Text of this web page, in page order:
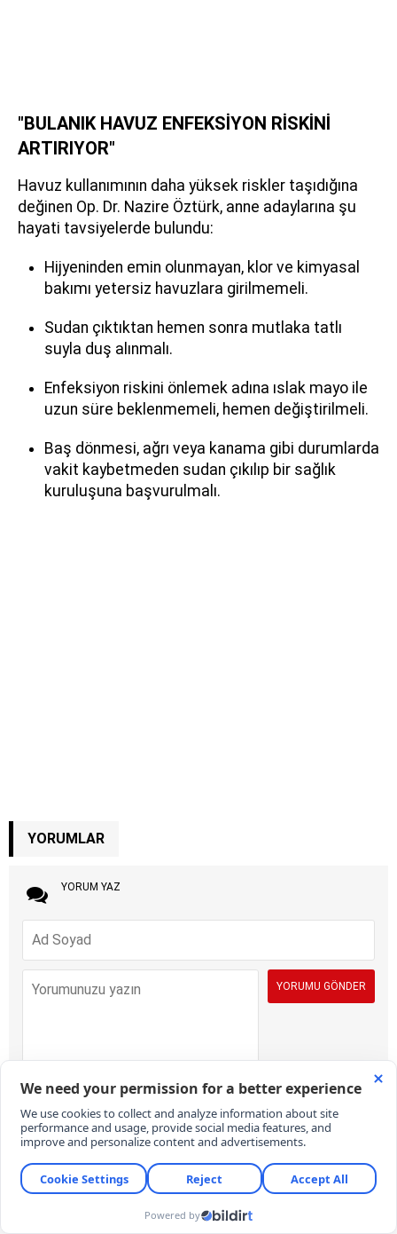
"BULANIK HAVUZ ENFEKSİYON RİSKİNİ
ARTIRIYOR"
Havuz kullanımının daha yüksek riskler taşıdığına
değinen Op. Dr. Nazire Öztürk, anne adaylarına şu
hayati tavsiyelerde bulundu:
Hijyeninden emin olunmayan, klor ve kimyasal
bakımı yetersiz havuzlara girilmemeli.
Sudan çıktıktan hemen sonra mutlaka tatlı
suyla duş alınmalı.
Enfeksiyon riskini önlemek adına ıslak mayo ile
uzun süre beklenmemeli, hemen değiştirilmeli.
Baş dönmesi, ağrı veya kanama gibi durumlarda
vakit kaybetmeden sudan çıkılıp bir sağlık
kuruluşuna başvurulmalı.
YORUMLAR
YORUM YAZ
İÇERİK VE ONAY KURALLARI:KARAR Gazetesi yorum sütunları ifade
hürriyetinin kullanımı için vardır. Sayfalarımız, temel insan haklarına,
hukuka, inanca ve farklı fikirlere saygı temelinde ve demokratik
imla kalitesi gazete kadar okurların da sorumluluğundadır. Hakaret,
küfür, rencide edici cümleler veya imalar, imla kuralları ile yazılmamış,